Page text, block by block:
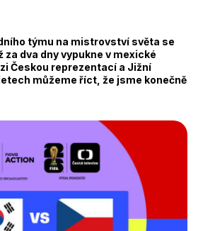
týmu na mistrovství světa se
dva dny vypukne v mexické
Českou reprezentací a Jižní
můžeme říct, že jsme konečně